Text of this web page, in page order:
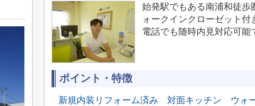
始発駅でもある南浦和徒歩
ォークインクローゼット
電話でも随時内見対応可能
ポイント・特徴
新規内装リフォーム済み 対面キッチン ウォ